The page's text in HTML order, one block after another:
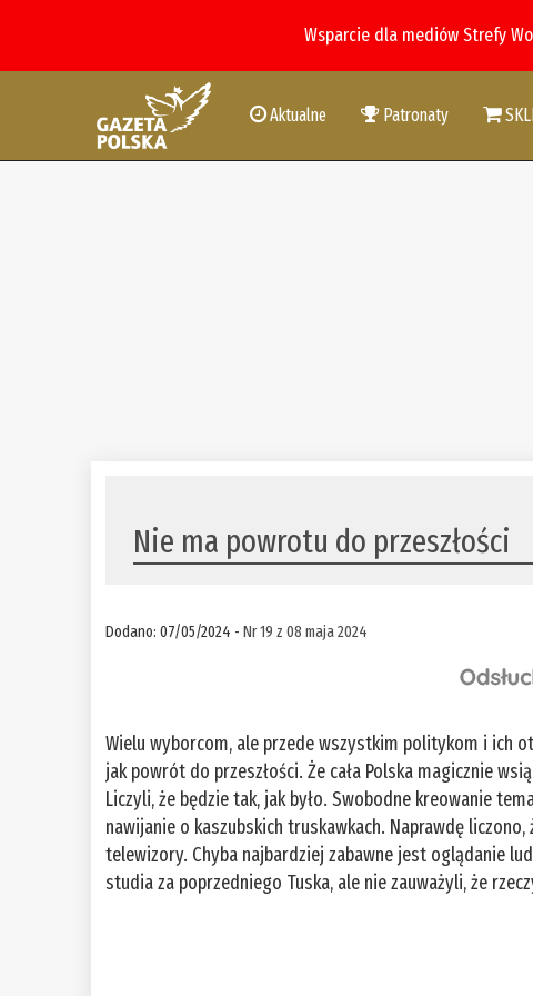
Wsparcie dla mediów Strefy
Aktualne Patronaty
Nie ma powrotu do przeszłości
Dodano: 07/05/2024 -Nr 19 z 08 maja 2024
Wielu wyborcom, ale przede wszystkim politykom i ich
jak powrót do przeszłości. Że cała Polska magicznie
Liczyli, że będzie tak, jak było. Swobodne kreowanie
nawijanie o kaszubskich truskawkach. Naprawdę
telewizory. Chyba najbardziej zabawne jest oglądanie
studia za poprzedniego Tuska, ale nie zauważyli, że